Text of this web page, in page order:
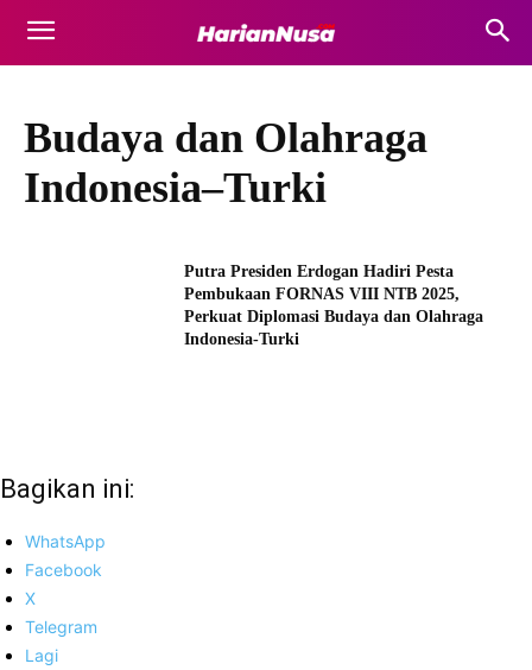
Budaya dan Olahraga
Indonesia–Turki
Putra Presiden Erdogan Hadiri Pesta
Pembukaan FORNAS VIII NTB 2025,
Perkuat Diplomasi Budaya dan Olahraga
Indonesia-Turki
Bagikan ini:
WhatsApp
Facebook
X
Telegram
Lagi